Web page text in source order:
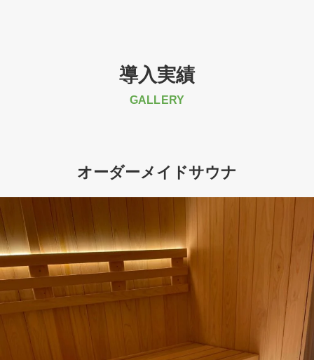
導入実績
GALLERY
オーダーメイドサウナ